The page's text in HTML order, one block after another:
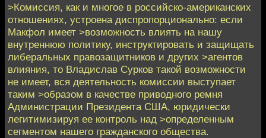
>Комиссия, как и многое в российско-американских
отношениях, устроена диспропорционально: если
Макфол имеет >возможность влиять на нашу
внутреннюю политику, инструктировать и защищать
либеральных правозащитников и других >агентов
влияния, то Владислав Сурков такой возможности
не имеет, вся деятельность комиссии выступает
таким >образом в качестве приводного ремня
Администрации Президента США, юридически
легитимизируя ее контроль над >определенным
сегментом нашего гражданского общества.